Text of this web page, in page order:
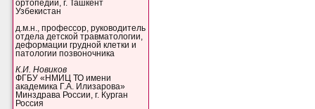
ортопедии, г. Ташкент
Узбекистан
д.м.н., профессор, руководитель
отдела детской травматологии,
деформации грудной клетки и
патологии позвоночника
К.И. Новиков
ФГБУ «НМИЦ ТО имени
академика Г.А. Илизарова»
Минздрава России, г. Курган
Россия